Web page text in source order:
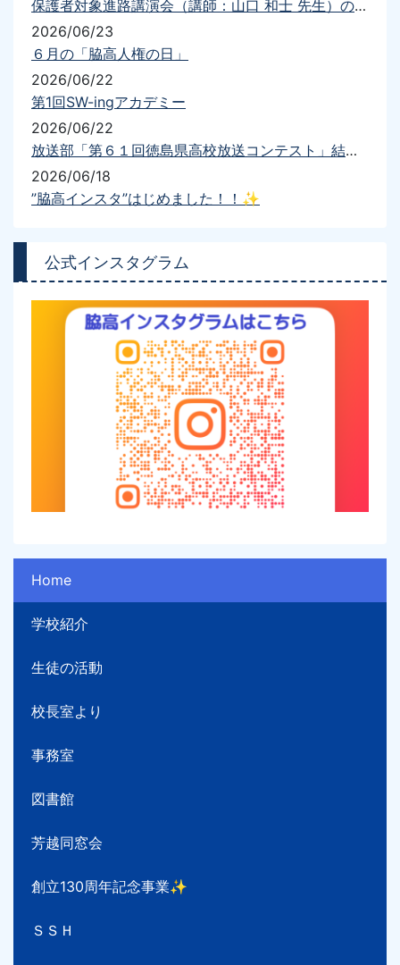
公式インスタグラム
Home
学校紹介
生徒の活動
校長室より
事務室
図書館
芳越同窓会
創立130周年記念事業✨
ＳＳＨ
保護者対象進路講演会（講師：山口 和士 先生）の開催について
2026/06/23
６月の「脇高人権の日」
2026/06/22
第1回SW-ingアカデミー
2026/06/22
放送部「第６１回徳島県高校放送コンテスト」結果報告
2026/06/18
”脇高インスタ”はじめました！！✨